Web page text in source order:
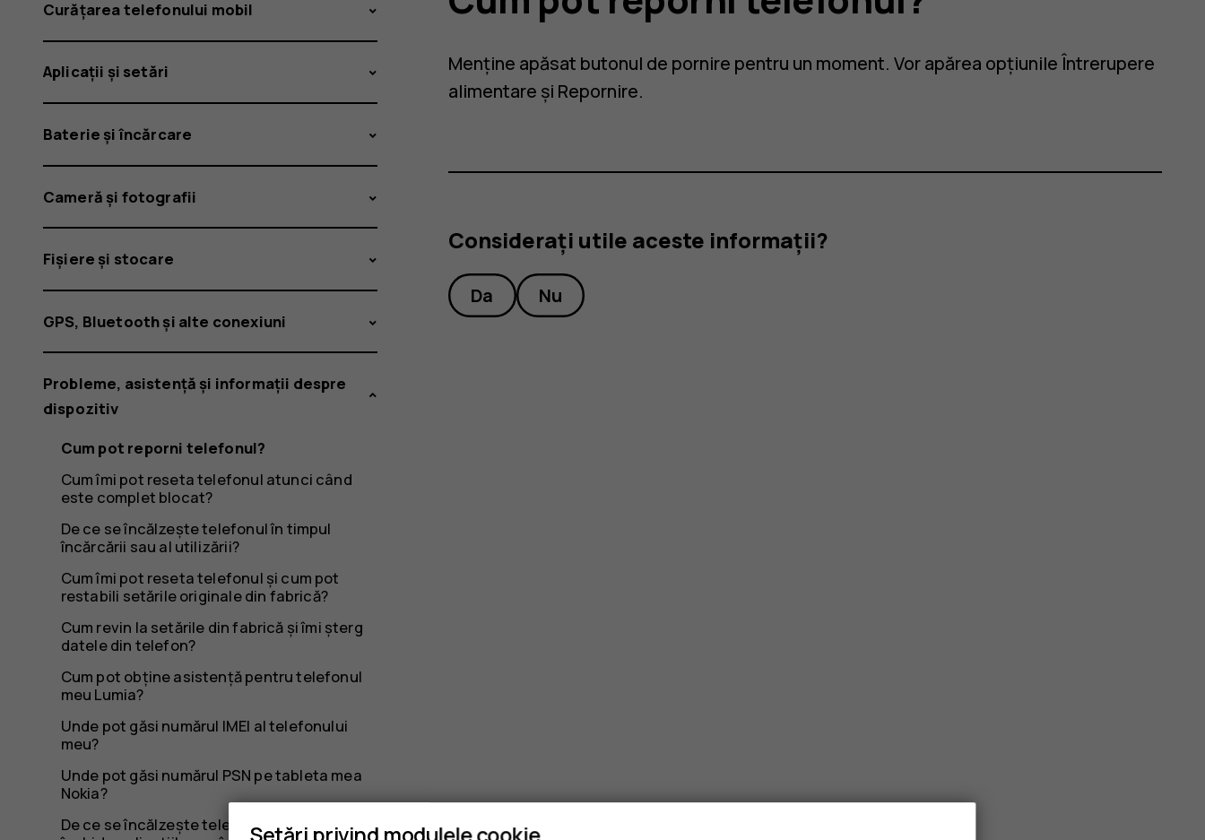
Curățarea telefonului mobil
Aplicații și setări
Baterie și încărcare
Cameră și fotografii
Fișiere și stocare
GPS, Bluetooth și alte conexiuni
Probleme, asistență și informații despre
dispozitiv
Cum pot reporni telefonul?
Cum îmi pot reseta telefonul atunci când
este complet blocat?
De ce se încălzește telefonul în timpul
încărcării sau al utilizării?
Cum îmi pot reseta telefonul și cum pot
restabili setările originale din fabrică?
Cum revin la setările din fabrică și îmi șterg
datele din telefon?
Cum pot obține asistență pentru telefonul
meu Lumia?
Unde pot găsi numărul IMEI al telefonului
meu?
Unde pot găsi numărul PSN pe tableta mea
Nokia?
De ce se încălzește telefonul meu? De ce
Menține apăsat butonul de pornire pentru un moment. Vor apărea opțiunile Întrerupere
alimentare și Repornire.
Considerați utile aceste informații?
Da Nu